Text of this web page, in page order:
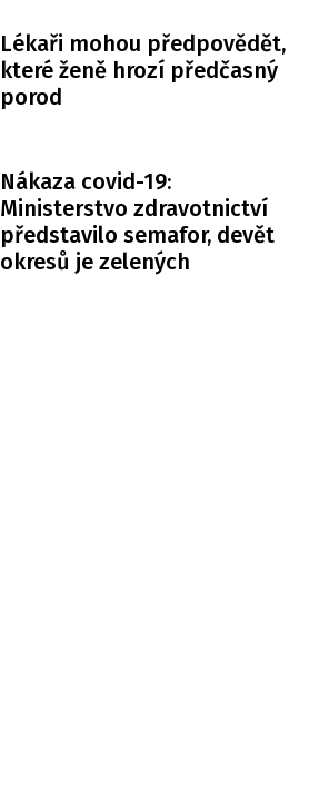
Lékaři mohou předpovědět,
které ženě hrozí předčasný
porod
Nákaza covid-19:
Ministerstvo zdravotnictví
představilo semafor, devět
okresů je zelených